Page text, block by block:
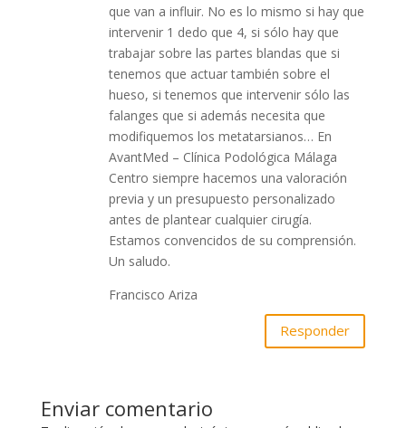
que van a influir. No es lo mismo si hay que
intervenir 1 dedo que 4, si sólo hay que
trabajar sobre las partes blandas que si
tenemos que actuar también sobre el
hueso, si tenemos que intervenir sólo las
falanges que si además necesita que
modifiquemos los metatarsianos… En
AvantMed – Clínica Podológica Málaga
Centro siempre hacemos una valoración
previa y un presupuesto personalizado
antes de plantear cualquier cirugía.
Estamos convencidos de su comprensión.
Un saludo.
Francisco Ariza
Responder
Enviar comentario